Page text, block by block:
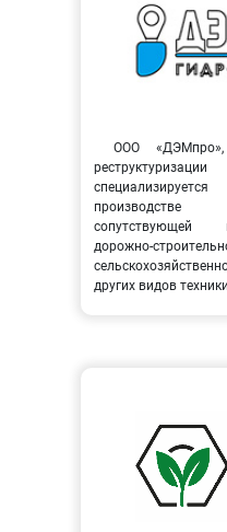
ООО
сопутствующей
дорожно-
других видов